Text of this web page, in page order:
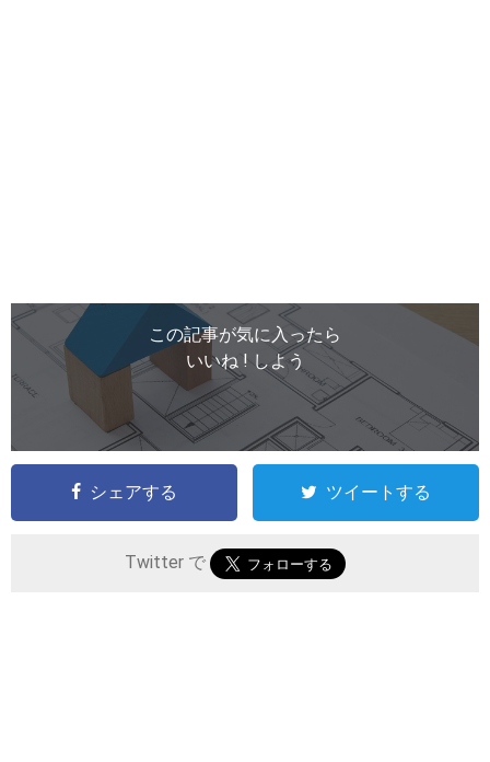
この記事が気に入ったら
いいね ! しよう
シェアする ツイートする
Twitter で